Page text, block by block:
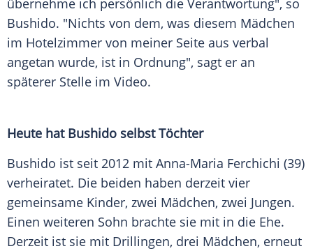
übernehme ich persönlich die Verantwortung", so
Bushido. "Nichts von dem, was diesem Mädchen
im Hotelzimmer von meiner Seite aus verbal
angetan wurde, ist in Ordnung", sagt er an
späterer Stelle im Video.
Heute hat Bushido selbst Töchter
Bushido ist seit 2012 mit Anna-Maria Ferchichi (39)
verheiratet. Die beiden haben derzeit vier
gemeinsame Kinder, zwei Mädchen, zwei Jungen.
Einen weiteren Sohn brachte sie mit in die Ehe.
Derzeit ist sie mit Drillingen, drei Mädchen, erneut